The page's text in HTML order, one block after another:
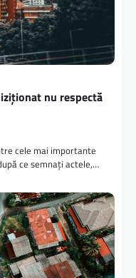
nu respectă
cele mai importante
ce semnați actele,…